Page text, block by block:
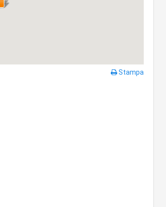
Stampa